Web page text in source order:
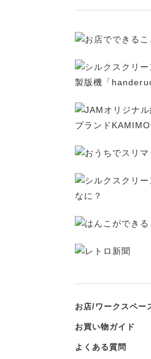
お店/ワークスペー
お買い物ガイド
よくある質問